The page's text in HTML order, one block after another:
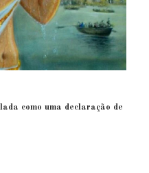
como uma declaração de